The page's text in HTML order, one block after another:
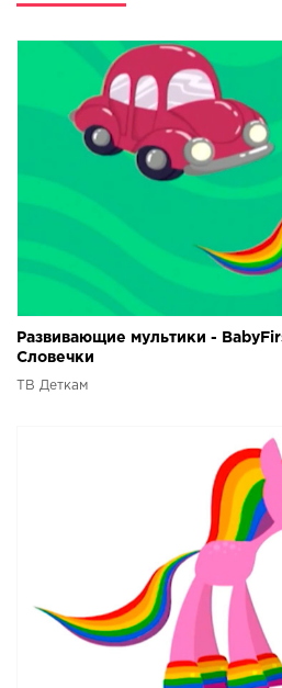
Развивающие мультики -
Словечки
ТВ Деткам